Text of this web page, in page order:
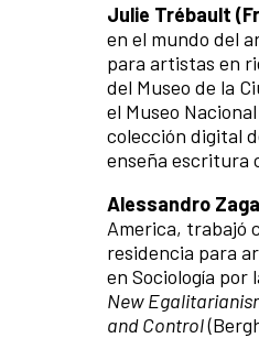
Julie Trébault
en el mundo del
para artistas en
del Museo de la
el Museo
colección digital
enseña escritura
Alessandro
America, trabajó
residencia para
en Sociología por
New
and Control